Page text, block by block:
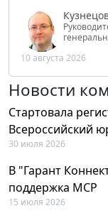
РФ
10 августа 2026
Новости
Стартовала
Всероссийский
30 июля 2026
В "Гарант
поддержка MCP
15 июля 2026